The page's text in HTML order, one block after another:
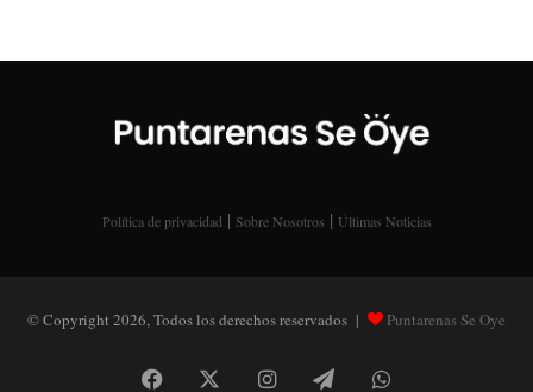
Política de privacidad | Sobre Nosotros | Últimas Noticias
© Copyright 2026, Todos los derechos reservados | Puntarenas Se Oye
Facebook InstagramTelegramWhatsApp